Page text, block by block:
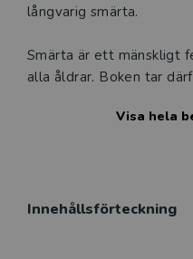
långvarig smärta.
Smärta är ett mänskligt
alla åldrar. Boken tar
Betydelsen av att
situationer och
Visa hela
Innehållsförteckning